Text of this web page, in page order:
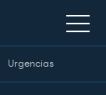
Urgencias